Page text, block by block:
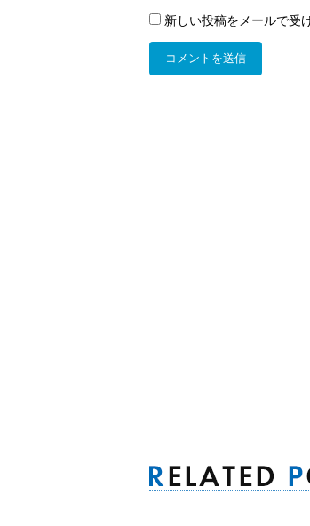
新しい投稿をメールで受